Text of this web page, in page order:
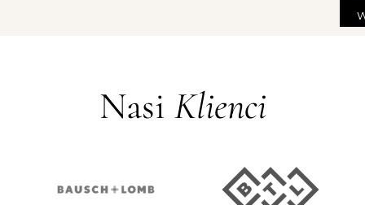
Nasi Klienci